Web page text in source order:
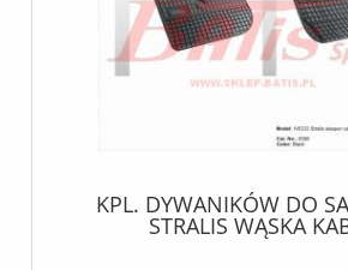
KPL. DYWANIKÓW DO
STRALIS WĄSKA